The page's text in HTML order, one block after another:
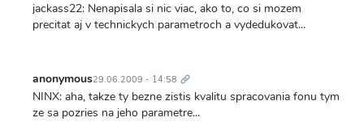
jackass22: Nenapisala si nic viac, ako to, co si mozem
precitat aj v technickych parametroch a vydedukovat...
anonymous29.06.2009 - 14:58 odkaz
NINX: aha, takze ty bezne zistis kvalitu spracovania fonu tym
ze sa pozries na jeho parametre...